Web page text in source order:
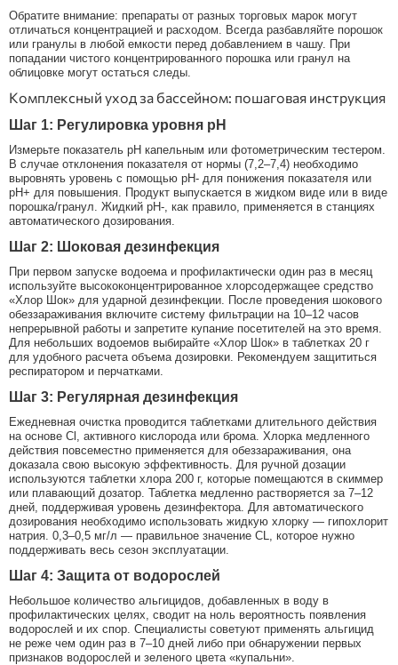
Обратите внимание: препараты от разных торговых марок могут
отличаться концентрацией и расходом. Всегда разбавляйте порошок
или гранулы в любой емкости перед добавлением в чашу. При
попадании чистого концентрированного порошка или гранул на
облицовке могут остаться следы.
Комплексный уход за бассейном: пошаговая инструкция
Шаг 1: Регулировка уровня pH
Измерьте показатель pH капельным или фотометрическим тестером.
В случае отклонения показателя от нормы (7,2–7,4) необходимо
выровнять уровень с помощью pH- для понижения показателя или
pH+ для повышения. Продукт выпускается в жидком виде или в виде
порошка/гранул. Жидкий pH-, как правило, применяется в станциях
автоматического дозирования.
Шаг 2: Шоковая дезинфекция
При первом запуске водоема и профилактически один раз в месяц
используйте высококонцентрированное хлорсодержащее средство
«Хлор Шок» для ударной дезинфекции. После проведения шокового
обеззараживания включите систему фильтрации на 10–12 часов
непрерывной работы и запретите купание посетителей на это время.
Для небольших водоемов выбирайте «Хлор Шок» в таблетках 20 г
для удобного расчета объема дозировки. Рекомендуем защититься
респиратором и перчатками.
Шаг 3: Регулярная дезинфекция
Ежедневная очистка проводится таблетками длительного действия
на основе Cl, активного кислорода или брома. Хлорка медленного
действия повсеместно применяется для обеззараживания, она
доказала свою высокую эффективность. Для ручной дозации
используются таблетки хлора 200 г, которые помещаются в скиммер
или плавающий дозатор. Таблетка медленно растворяется за 7–12
дней, поддерживая уровень дезинфектора. Для автоматического
дозирования необходимо использовать жидкую хлорку — гипохлорит
натрия. 0,3–0,5 мг/л — правильное значение CL, которое нужно
поддерживать весь сезон эксплуатации.
Шаг 4: Защита от водорослей
Небольшое количество альгицидов, добавленных в воду в
профилактических целях, сводит на ноль вероятность появления
водорослей и их спор. Специалисты советуют применять альгицид
не реже чем один раз в 7–10 дней либо при обнаружении первых
признаков водорослей и зеленого цвета «купальни».